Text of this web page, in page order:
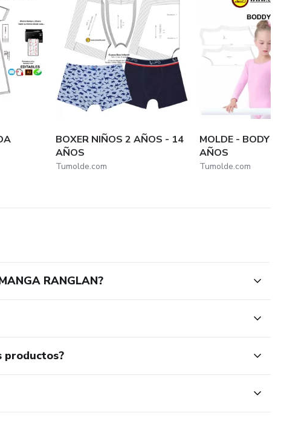
BOXER NIÑOS 2 AÑOS - 14
AÑOS
Tumolde.com
MOLDE - BODY NIÑA
AÑOS
Tumolde.com
RANGLAN?
productos?